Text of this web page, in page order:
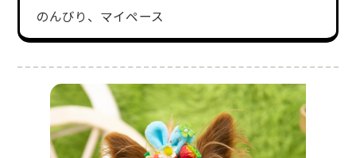
のんびり、マイペース